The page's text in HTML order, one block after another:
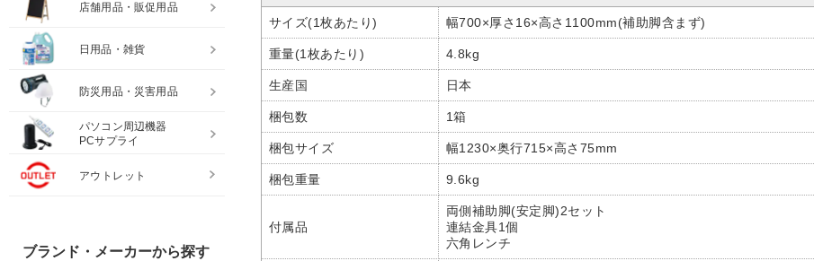
サイズ(1枚あたり) 幅700×厚さ16×高さ1100mm(補助脚含まず)
重量(1枚あたり) 4.8kg
生産国 日本
梱包数 1箱
梱包サイズ 幅1230×奥行715×高さ75mm
梱包重量 9.6kg
付属品
両側補助脚(安定脚)2セット
連結金具1個
六角レンチ
店舗用品・販促用品
日用品・雑貨
防災用品・災害用品
パソコン周辺機器
PCサプライ
アウトレット
ブランド・メーカーから探す